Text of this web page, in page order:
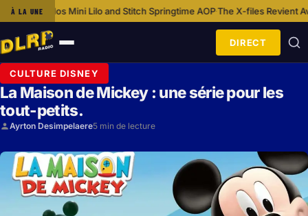
À LA UNE
Mini Lilo and Stitch Springtime AOP·The X-files Revient Avec Une
Ouvrir
le
menu
DIRECT
CULTURE DISNEY
La Maison de Mickey : une série pour les
tout-petits.
Ayrton Desimpelaere5 min de lecture